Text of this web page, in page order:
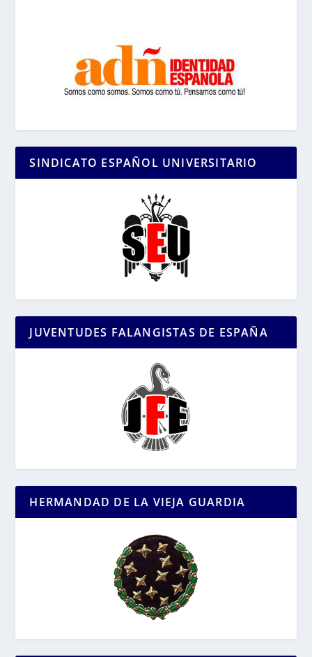
SINDICATO ESPAÑOL UNIVERSITARIO
JUVENTUDES FALANGISTAS DE ESPAÑA
HERMANDAD DE LA VIEJA GUARDIA